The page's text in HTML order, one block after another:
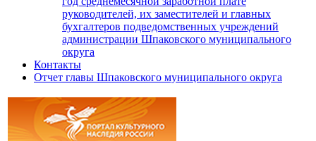
руководителей, их заместителей и главных
бухгалтеров подведомственных учреждений
администрации Шпаковского муниципального
округа
Контакты
Отчет главы Шпаковского муниципального округа